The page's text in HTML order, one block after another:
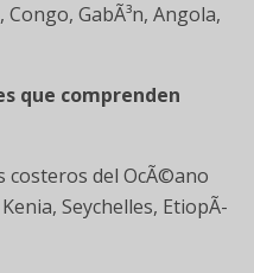
GabÃ³n, Angola,
que comprenden
costeros del OcÃ©ano
Seychelles, EtiopÃ­